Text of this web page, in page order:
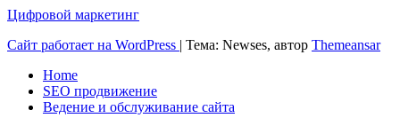
Цифровой маркетинг
Сайт работает на WordPress | Тема: Newses, автор Themeansar
Home
SEO продвижение
Ведение и обслуживание сайта